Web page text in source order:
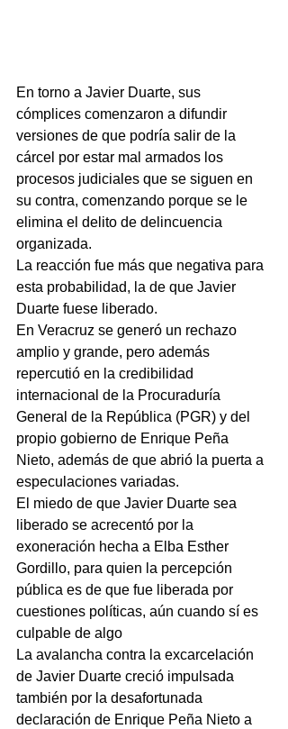
En torno a Javier Duarte, sus
cómplices comenzaron a difundir
versiones de que podría salir de la
cárcel por estar mal armados los
procesos judiciales que se siguen en
su contra, comenzando porque se le
elimina el delito de delincuencia
organizada.
La reacción fue más que negativa para
esta probabilidad, la de que Javier
Duarte fuese liberado.
En Veracruz se generó un rechazo
amplio y grande, pero además
repercutió en la credibilidad
internacional de la Procuraduría
General de la República (PGR) y del
propio gobierno de Enrique Peña
Nieto, además de que abrió la puerta a
especulaciones variadas.
El miedo de que Javier Duarte sea
liberado se acrecentó por la
exoneración hecha a Elba Esther
Gordillo, para quien la percepción
pública es de que fue liberada por
cuestiones políticas, aún cuando sí es
culpable de algo
La avalancha contra la excarcelación
de Javier Duarte creció impulsada
también por la desafortunada
declaración de Enrique Peña Nieto a